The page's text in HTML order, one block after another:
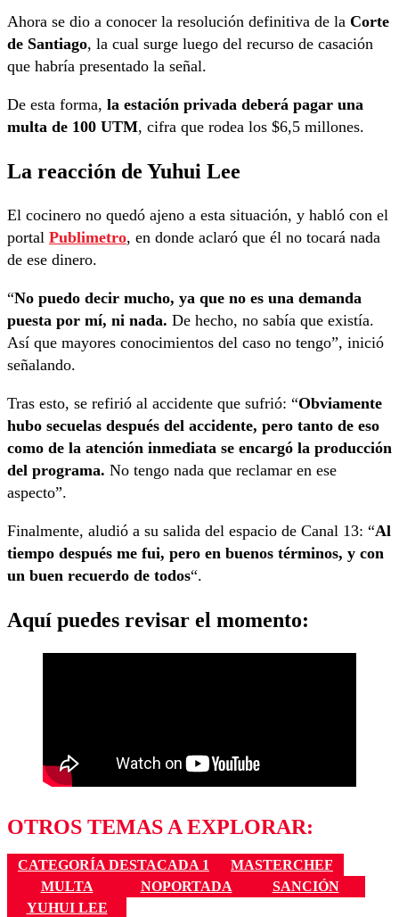
Ahora se dio a conocer la resolución definitiva de la Corte
de Santiago, la cual surge luego del recurso de casación
que habría presentado la señal.
De esta forma, la estación privada deberá pagar una
multa de 100 UTM, cifra que rodea los $6,5 millones.
La reacción de Yuhui Lee
El cocinero no quedó ajeno a esta situación, y habló con el
portal Publimetro, en donde aclaró que él no tocará nada
de ese dinero.
“No puedo decir mucho, ya que no es una demanda
puesta por mí, ni nada. De hecho, no sabía que existía.
Así que mayores conocimientos del caso no tengo”, inició
señalando.
Tras esto, se refirió al accidente que sufrió: “Obviamente
hubo secuelas después del accidente, pero tanto de eso
como de la atención inmediata se encargó la producción
del programa. No tengo nada que reclamar en ese
aspecto”.
Finalmente, aludió a su salida del espacio de Canal 13: “Al
tiempo después me fui, pero en buenos términos, y con
un buen recuerdo de todos“.
Aquí puedes revisar el momento:
OTROS TEMAS A EXPLORAR:
CATEGORÍA DESTACADA 1
MASTERCHEF
MULTA
NOPORTADA
SANCIÓN
YUHUI LEE